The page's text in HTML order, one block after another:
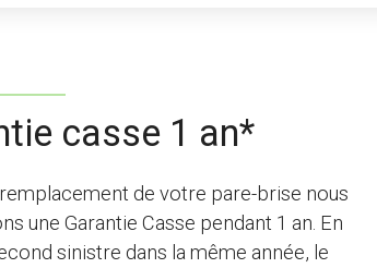
casse 1 an*
de votre pare-brise nous
une Garantie Casse pendant 1 an. En
sinistre dans la même année, le